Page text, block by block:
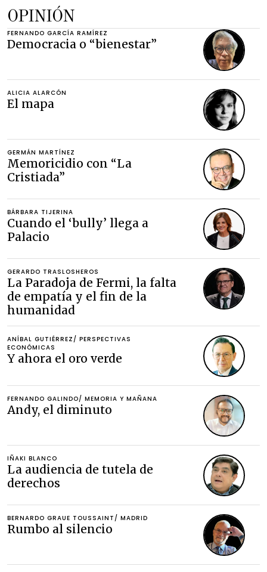
OPINIÓN
FERNANDO GARCÍA RAMÍREZ
Democracia o “bienestar”
ALICIA ALARCÓN
El mapa
GERMÁN MARTÍNEZ
Memoricidio con “La
Cristiada”
BÁRBARA TIJERINA
Cuando el ‘bully’ llega a
Palacio
GERARDO TRASLOSHEROS
La Paradoja de Fermi, la falta
de empatía y el fin de la
humanidad
ANÍBAL GUTIÉRREZ/ PERSPECTIVAS
ECONÓMICAS
Y ahora el oro verde
FERNANDO GALINDO/ MEMORIA Y MAÑANA
Andy, el diminuto
IÑAKI BLANCO
La audiencia de tutela de
derechos
BERNARDO GRAUE TOUSSAINT/ MADRID
Rumbo al silencio